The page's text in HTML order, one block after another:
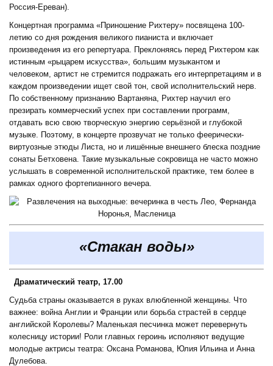
Россия-Ереван).
Концертная программа «Приношение Рихтеру» посвящена 100-
летию со дня рождения великого пианиста и включает
произведения из его репертуара. Преклоняясь перед Рихтером как
истинным «рыцарем искусства», большим музыкантом и
человеком, артист не стремится подражать его интерпретациям и в
каждом произведении ищет свой тон, свой исполнительский нерв.
По собственному признанию Вартаняна, Рихтер научил его
презирать коммерческий успех при составлении программ,
отдавать всю свою творческую энергию серьёзной и глубокой
музыке. Поэтому, в концерте прозвучат не только феерически-
виртуозные этюды Листа, но и лишённые внешнего блеска поздние
сонаты Бетховена. Такие музыкальные сокровища не часто можно
услышать в современной исполнительской практике, тем более в
рамках одного фортепианного вечера.
«Стакан воды»
Драматический театр, 17.00
Судьба страны оказывается в руках влюбленной женщины. Что
важнее: война Англии и Франции или борьба страстей в сердце
английской Королевы? Маленькая песчинка может перевернуть
колесницу истории! Роли главных героинь исполняют ведущие
молодые актрисы театра: Оксана Романова, Юлия Ильина и Анна
Дулебова.